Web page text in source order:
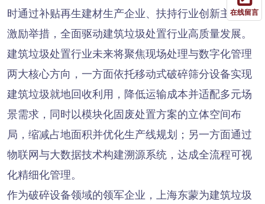
时通过补贴再生建材生产企业、扶持行业创新主体等
激励举措，全面驱动建筑垃圾处置行业高质量发展。
建筑垃圾处置行业未来将聚焦现场处理与数字化管理
两大核心方向，一方面依托移动式破碎筛分设备实现
建筑垃圾就地回收利用，降低运输成本并适配多元场
景需求，同时以模块化固废处置方案的立体空间布
局，缩减占地面积并优化生产线规划；另一方面通过
物联网与大数据技术构建溯源系统，达成全流程可视
化精细化管理。
作为破碎设备领域的领军企业，上海东蒙为建筑垃圾
在线留言